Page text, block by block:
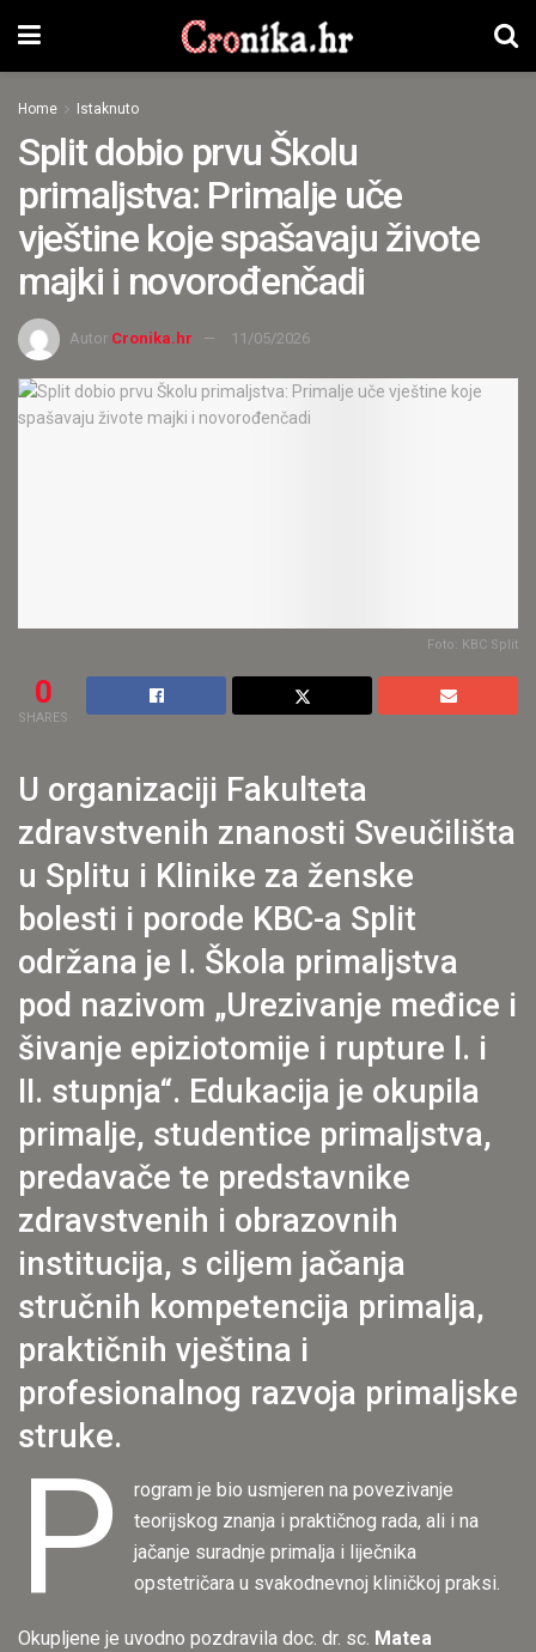
Home Istaknuto
Split dobio prvu Školu
primaljstva: Primalje uče
vještine koje spašavaju živote
majki i novorođenčadi
Autor Cronika.hr 11/05/2026
Foto: KBC Split
0
SHARES
U organizaciji Fakulteta
zdravstvenih znanosti Sveučilišta
u Splitu i Klinike za ženske
bolesti i porode KBC-a Split
održana je I. Škola primaljstva
pod nazivom „Urezivanje međice i
šivanje epiziotomije i rupture I. i
II. stupnja“. Edukacija je okupila
primalje, studentice primaljstva,
predavače te predstavnike
zdravstvenih i obrazovnih
institucija, s ciljem jačanja
stručnih kompetencija primalja,
praktičnih vještina i
profesionalnog razvoja primaljske
struke.
P
rogram je bio usmjeren na povezivanje
teorijskog znanja i praktičnog rada, ali i na
jačanje suradnje primalja i liječnika
opstetričara u svakodnevnoj kliničkoj praksi.
Okupljene je uvodno pozdravila doc. dr. sc. Matea